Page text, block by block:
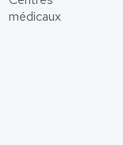
médicaux